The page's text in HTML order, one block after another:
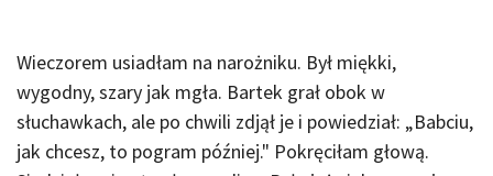
Wieczorem usiadłam na narożniku. Był miękki,
wygodny, szary jak mgła. Bartek grał obok w
słuchawkach, ale po chwili zdjął je i powiedział: „Babciu,
jak chcesz, to pogram później." Pokręciłam głową.